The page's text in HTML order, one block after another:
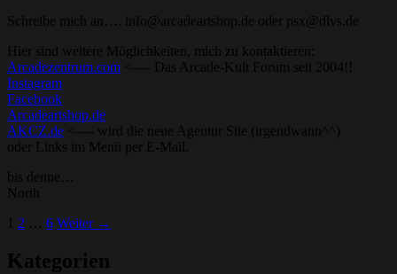
Schreibe mich an…. info@arcadeartshop.de oder psx@dlvs.de
Hier sind weitere Möglichkeiten, mich zu kontaktieren:
Arcadezentrum.com <—- Das Arcade-Kult Forum seit 2004!!
Instagram
Facebook
Arcadeartshop.de
AKCZ.de <—- wird die neue Agentur Site (irgendwann^^)
oder Links im Menü per E-Mail.
bis denne…
North
Beitrags-
2 … 6 Weiter →
Kategorien